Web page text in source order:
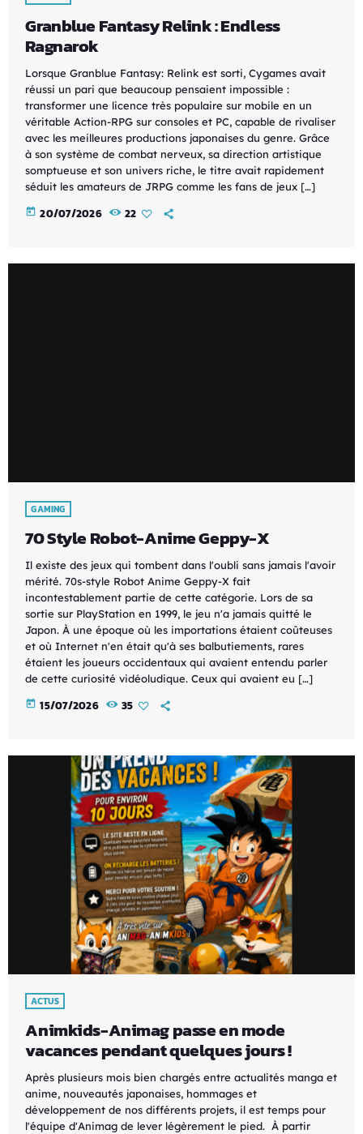
Granblue Fantasy Relink : Endless
Ragnarok
Lorsque Granblue Fantasy: Relink est sorti, Cygames avait
réussi un pari que beaucoup pensaient impossible :
transformer une licence très populaire sur mobile en un
véritable Action-RPG sur consoles et PC, capable de rivaliser
avec les meilleures productions japonaises du genre. Grâce
à son système de combat nerveux, sa direction artistique
somptueuse et son univers riche, le titre avait rapidement
séduit les amateurs de JRPG comme les fans de jeux […]
today 20/07/2026 22
GAMING
70 Style Robot-Anime Geppy-X
Il existe des jeux qui tombent dans l'oubli sans jamais l'avoir
mérité. 70s-style Robot Anime Geppy-X fait
incontestablement partie de cette catégorie. Lors de sa
sortie sur PlayStation en 1999, le jeu n'a jamais quitté le
Japon. À une époque où les importations étaient coûteuses
et où Internet n'en était qu'à ses balbutiements, rares
étaient les joueurs occidentaux qui avaient entendu parler
de cette curiosité vidéoludique. Ceux qui avaient eu […]
today 15/07/2026 35
ACTUS
Animkids-Animag passe en mode
vacances pendant quelques jours !
Après plusieurs mois bien chargés entre actualités manga et
anime, nouveautés japonaises, hommages et
développement de nos différents projets, il est temps pour
l'équipe d'Animag de lever légèrement le pied. À partir